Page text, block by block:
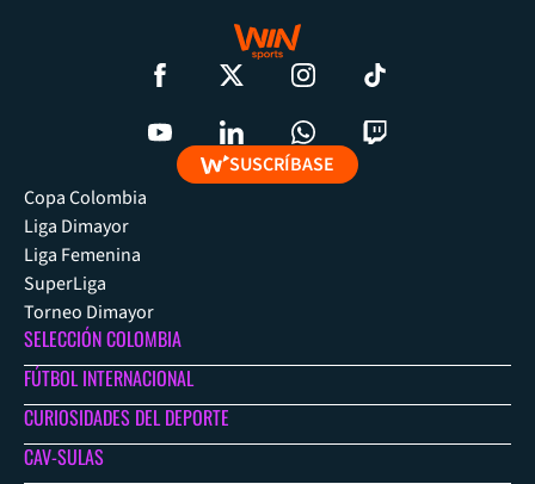
SUSCRÍBASE
Copa Colombia
Liga Dimayor
Liga Femenina
SuperLiga
Torneo Dimayor
SELECCIÓN COLOMBIA
FÚTBOL INTERNACIONAL
CURIOSIDADES DEL DEPORTE
CAV-SULAS